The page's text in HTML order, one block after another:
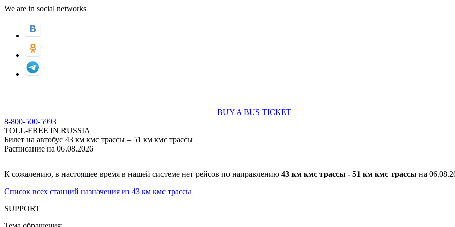
We are in social networks
BUY A BUS TICKET
8-800-500-5993
TOLL-FREE IN RUSSIA
Билет на автобус 43 км кмс трассы – 51 км кмс трассы
Расписание на 06.08.2026
К сожалению, в настоящее время в нашей системе нет рейсов по направлению 43 км кмс трассы - 51 км кмс трассы на
Список всех станций назначения из 43 км кмс трассы
SUPPORT